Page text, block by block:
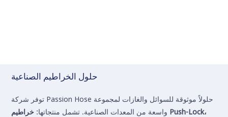
حلول الخراطيم الصناعية
توفر شركة Passion Hose حلولاً موثوقة للسوائل والغازات لمجموعة
واسعة من المعدات الصناعية. تشمل منتجاتها: خراطيم Push-Lock،